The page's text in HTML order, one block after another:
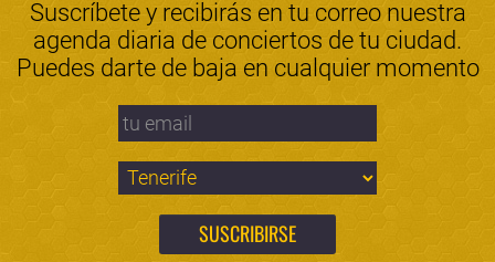
Suscríbete y recibirás en tu correo nuestra
agenda diaria de conciertos de tu ciudad.
Puedes darte de baja en cualquier momento